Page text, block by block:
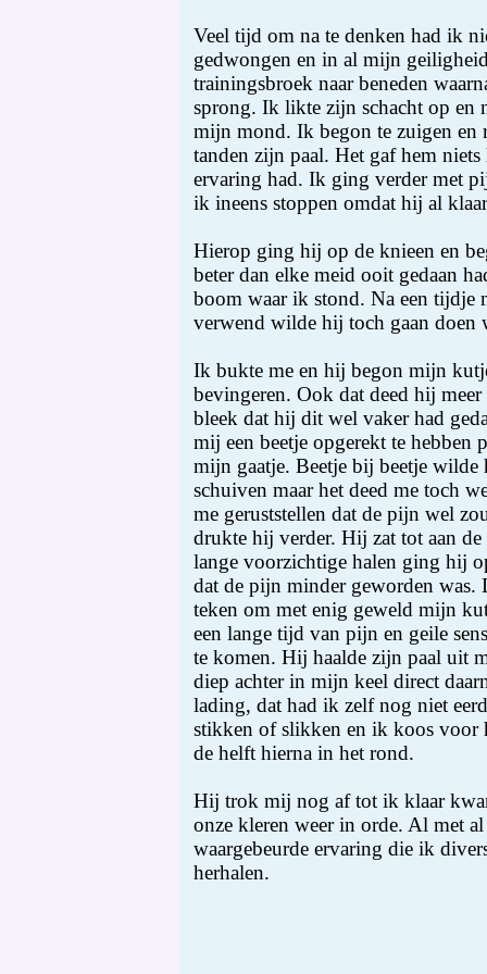
Veel tijd om na te denken had ik
gedwongen en in al mijn
trainingsbroek naar beneden
sprong. Ik likte zijn schacht op en
mijn mond. Ik begon te zuigen en
tanden zijn paal. Het gaf hem
ervaring had. Ik ging verder met
ik ineens stoppen omdat hij al
Hierop ging hij op de knieen en
beter dan elke meid ooit gedaan
boom waar ik stond. Na een tijdje
verwend wilde hij toch gaan doen
Ik bukte me en hij begon mijn
bevingeren. Ook dat deed hij
bleek dat hij dit wel vaker had
mij een beetje opgerekt te hebben
mijn gaatje. Beetje bij beetje wilde
schuiven maar het deed me toch
me geruststellen dat de pijn wel
drukte hij verder. Hij zat tot aan
lange voorzichtige halen ging hij
dat de pijn minder geworden was.
teken om met enig geweld mijn
een lange tijd van pijn en geile
te komen. Hij haalde zijn paal uit
diep achter in mijn keel direct
lading, dat had ik zelf nog niet
stikken of slikken en ik koos voor
de helft hierna in het rond.
Hij trok mij nog af tot ik klaar
onze kleren weer in orde. Al met al
waargebeurde ervaring die ik
herhalen.